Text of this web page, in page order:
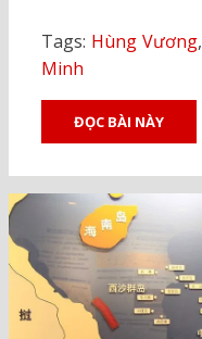
Tags: Hùng Vương,
Minh
ĐỌC BÀI NÀY